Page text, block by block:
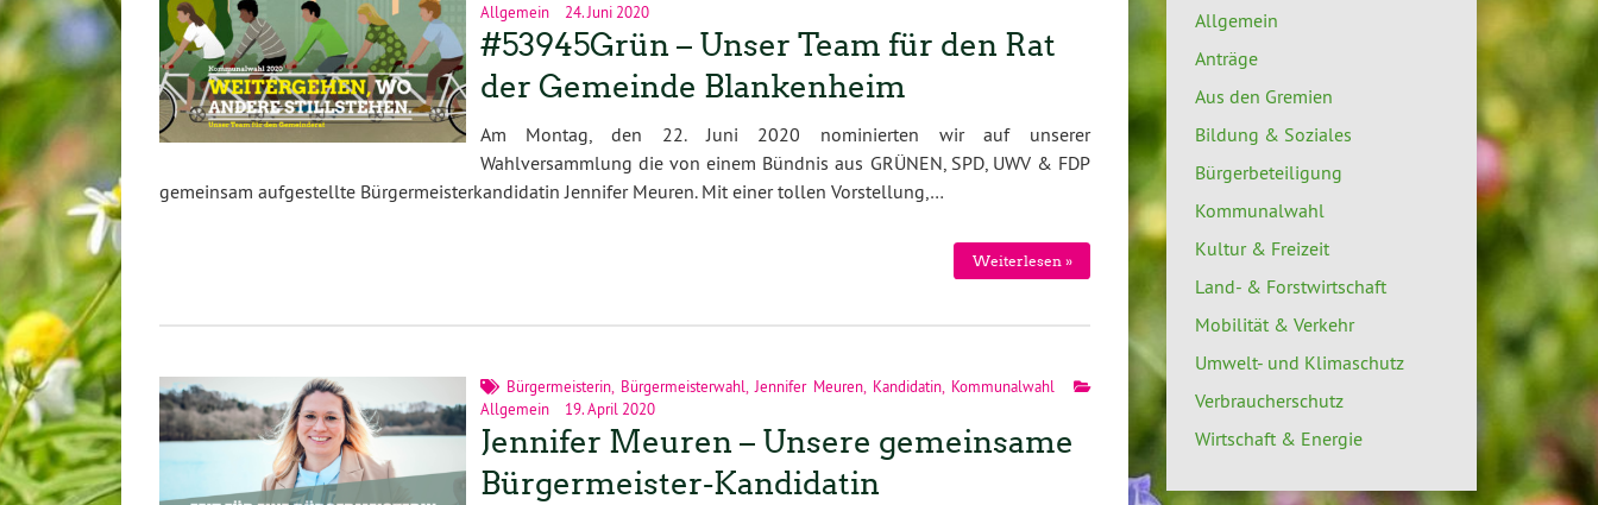
Allgemein
24. Juni 2020
#53945Grün – Unser Team für den Rat
der Gemeinde Blankenheim
Am Montag, den 22. Juni 2020 nominierten wir auf unserer
Wahlversammlung die von einem Bündnis aus GRÜNEN, SPD, UWV & FDP
gemeinsam aufgestellte Bürgermeisterkandidatin Jennifer Meuren. Mit einer tollen Vorstellung,…
Weiterlesen »
Bürgermeisterin, Bürgermeisterwahl Jennifer Meuren, Kandidatin Kommunalwahl
Allgemein
19. April 2020
Jennifer Meuren – Unsere gemeinsame
Bürgermeister-Kandidatin
Allgemein
Anträge
Aus den Gremien
Bildung & Soziales
Bürgerbeteiligung
Kommunalwahl
Kultur & Freizeit
Land- & Forstwirtschaft
Mobilität & Verkehr
Umwelt- und Klimaschutz
Verbraucherschutz
Wirtschaft & Energie